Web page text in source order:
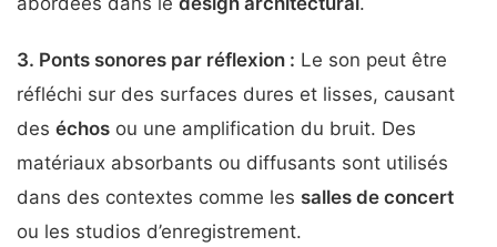
3. Ponts sonores par réflexion : Le son peut être
réfléchi sur des surfaces dures et lisses, causant
des échos ou une amplification du bruit. Des
matériaux absorbants ou diffusants sont utilisés
dans des contextes comme les salles de concert
ou les studios d’enregistrement.